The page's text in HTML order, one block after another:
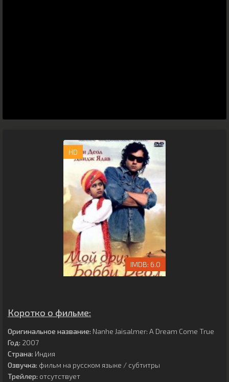
HD
6.0
Коротко о фильме:
Оригинальное название: Nanhe Jaisalmer: A Dream Come True
Год: 2007
Страна: Индия
Озвучка: фильм на русском языке / субтитры
Трейлер: отсутствует